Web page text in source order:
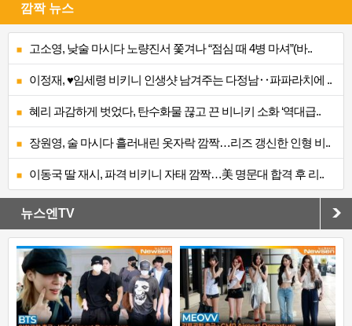
깜짝 뉴스
고소영, 낮술 마시다 노량진서 쫓겨나 “점심 때 4병 마셔”(바..
이정재, ♥임세령 비키니 인생샷 남겨주는 다정남‥파파라치에 ..
혜리 과감하게 벗었다, 탄수화물 끊고 끈 비니키 소화 ‘역대급..
장원영, 술 마시다 흘러내린 옷자락 깜짝…리즈 갱신한 인형 비..
이동국 딸 재시, 파격 비키니 자태 깜짝…美 명문대 합격 후 리..
뉴스엔TV